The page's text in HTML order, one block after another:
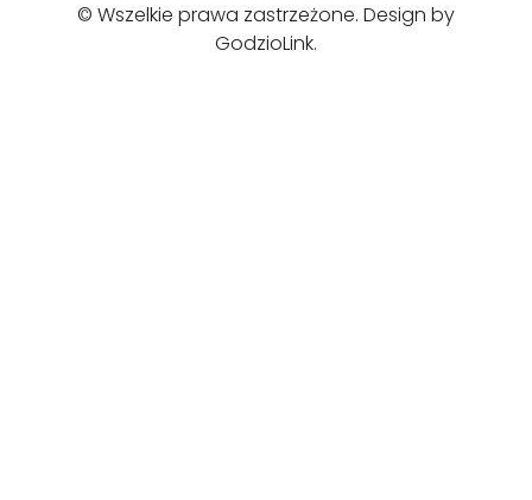
© Wszelkie prawa zastrzeżone. Design by
GodzioLink.